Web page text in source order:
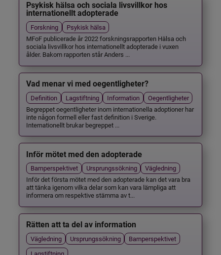
Psykisk hälsa och sociala livsvillkor hos
internationellt adopterade
Forskning
Psykisk hälsa
MFoF publicerade år 2022 forskningsrapporten Hälsa och
sociala livsvillkor hos internationellt adopterade i vuxen
ålder. Bakom rapporten står Anders ...
Vad menar vi med oegentligheter?
Definition Lagstiftning Information
Oegentligheter
Begreppet oegentligheter inom internationella adoptioner har
inte någon formell eller fast definition i Sverige.
Internationellt brukar begreppet ...
Inför mötet med den adopterade
Barnperspektivet Ursprungssökning
Vägledning
Inför det första mötet med den adopterade kan det vara bra
att tänka igenom vilka delar som kan vara lämpliga att
informera om respektive stämma av t...
Rätten att ta del av information
Vägledning Ursprungssökning
Barnperspektivet
Lagstiftning